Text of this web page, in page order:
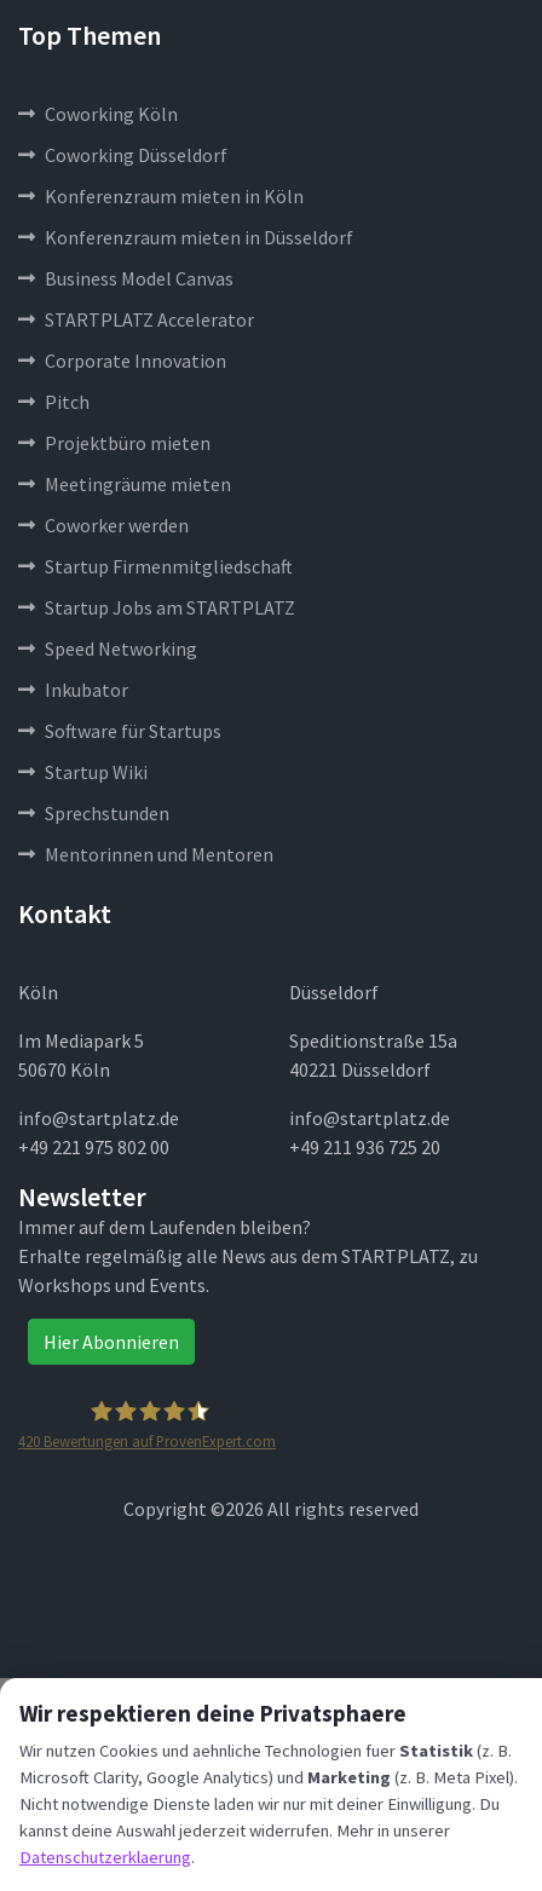
Top Themen
Coworking Köln
Coworking Düsseldorf
Konferenzraum mieten in Köln
Konferenzraum mieten in Düsseldorf
Business Model Canvas
STARTPLATZ Accelerator
Corporate Innovation
Pitch
Projektbüro mieten
Meetingräume mieten
Coworker werden
Startup Firmenmitgliedschaft
Startup Jobs am STARTPLATZ
Speed Networking
Inkubator
Software für Startups
Startup Wiki
Sprechstunden
Mentorinnen und Mentoren
Kontakt
Köln
Im Mediapark 5
50670 Köln
info@startplatz.de
+49 221 975 802 00
Düsseldorf
Speditionstraße 15a
40221 Düsseldorf
info@startplatz.de
+49 211 936 725 20
Newsletter
Immer auf dem Laufenden bleiben?
Erhalte regelmäßig alle News aus dem STARTPLATZ, zu
Workshops und Events.
Hier Abonnieren
420 Bewertungen auf ProvenExpert.com
Copyright ©2026 All rights reserved
Wir respektieren deine Privatsphaere
Wir nutzen Cookies und aehnliche Technologien fuerStatistik(z. B.
Microsoft Clarity, Google Analytics) und Marketing (z. B. Meta Pixel).
Nicht notwendige Dienste laden wir nur mit deiner Einwilligung. Du
kannst deine Auswahl jederzeit widerrufen. Mehr in unserer
Datenschutzerklaerung.